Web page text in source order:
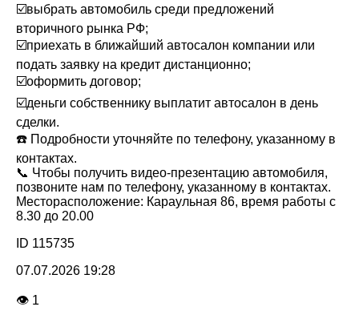
☑️выбрать автомобиль среди предложений
вторичного рынка РФ;
☑️приехать в ближайший автосалон компании или
подать заявку на кредит дистанционно;
☑️оформить договор;
☑️деньги собственнику выплатит автосалон в день
сделки.
☎️ Подробности уточняйте по телефону, указанному в
контактах.
📞 Чтобы получить видео-презентацию автомобиля,
позвоните нам по телефону, указанному в контактах.
Месторасположение: Караульная 86, время работы с
8.30 до 20.00
ID 115735
07.07.2026 19:28
👁 1